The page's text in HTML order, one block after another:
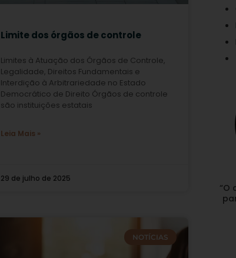
Limite dos órgãos de controle
Limites à Atuação dos Órgãos de Controle,
Legalidade, Direitos Fundamentais e
Interdição à Arbitrariedade no Estado
Democrático de Direito Órgãos de controle
são instituições estatais
Leia Mais »
29 de julho de 2025
NOTÍCIAS
“O